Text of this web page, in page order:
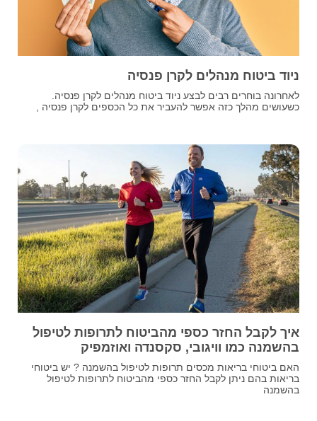
ניוד ביטוח מנהלים לקרן פנסיה
לאחרונה בוחרים רבים לבצע ניוד ביטוח מנהלים לקרן פנסיה.
כשעושים מהלך כזה אפשר להעביר את כל הכספים לקרן פנסיה ,
איך לקבל החזר כספי מהביטוח לתרופות לטיפול
בהשמנה כמו וויגובי, סקסנדה ואוזמפיק
האם ביטוחי בריאות מכסים תרופות לטיפול בהשמנה ? יש ביטוחי
בריאות בהם ניתן לקבל החזר כספי מהביטוח לתרופות לטיפול
בהשמנה